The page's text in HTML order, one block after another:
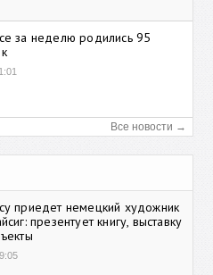
за неделю родились 95
Все новости →
приедет немецкий художник
презентует книгу, выставку